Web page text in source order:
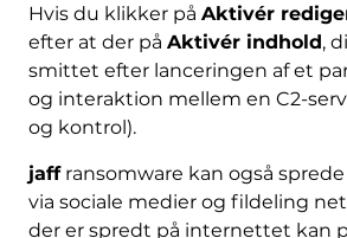
Hvis du klikker på Aktivér
efter at der på Aktivér indhold,
smittet efter lanceringen af ​​et
og interaktion mellem en C2-
og kontrol).
jaffransomware kan også
via sociale medier og fildeling
der er spredt på internettet kan